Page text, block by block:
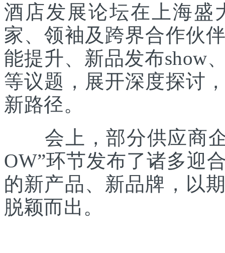
酒店发展论坛在上海盛
家、领袖及跨界合作伙
能提升、新品发布show
等议题，展开深度探讨
新路径。
会上，部分供应商企
OW”环节发布了诸多迎
的新产品、新品牌，以
脱颖而出。